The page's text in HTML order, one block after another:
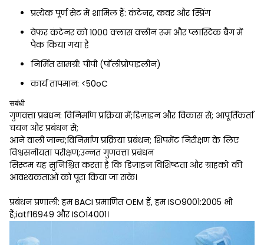
प्रत्येक पूर्ण सेट में शामिल हैं: कंटेनर, कवर और स्प्रिंग
वेफर कंटेनर को 1000 क्लास क्लीन रूम और प्लास्टिक बैग में
पैक किया गया है
निर्मित सामग्री: पीपी (पॉलीप्रोपाइलीन)
कार्य तापमान: <50oC
सबंधी
गुणवत्ता प्रबंधन: विनिर्माण प्रक्रिया में;डिज़ाइन और विकास से; आपूर्तिकर्ता
चयन और प्रबंधन से;
आने वाली जान्च;विनिर्माण प्रक्रिया प्रबंधन; शिपमेंट निरीक्षण के लिए
विश्वसनीयता परीक्षण;उन्नत गुणवत्ता प्रबंधन
सिस्टम यह सुनिश्चित करता है कि डिज़ाइन विशिष्टता और ग्राहकों की
आवश्यकताओं को पूरा किया जा सके।
प्रबंधन प्रणाली: हम BACI प्रमाणित OEM हैं, हम ISO9001:2005 भी
हैं;iatf16949 और ISO14001।